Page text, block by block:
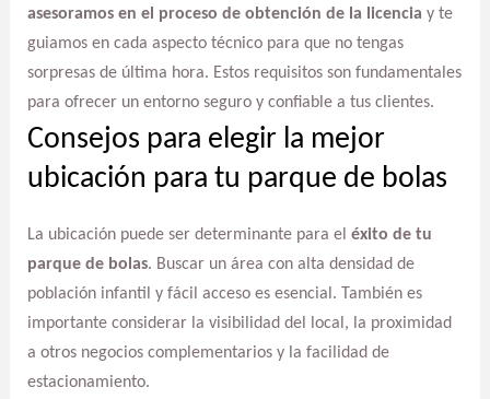
asesoramos en el proceso de obtención de la licencia y te
guiamos en cada aspecto técnico para que no tengas
sorpresas de última hora. Estos requisitos son fundamentales
para ofrecer un entorno seguro y confiable a tus clientes.
Consejos para elegir la mejor
ubicación para tu parque de bolas
La ubicación puede ser determinante para el éxito de tu
parque de bolas. Buscar un área con alta densidad de
población infantil y fácil acceso es esencial. También es
importante considerar la visibilidad del local, la proximidad
a otros negocios complementarios y la facilidad de
estacionamiento.